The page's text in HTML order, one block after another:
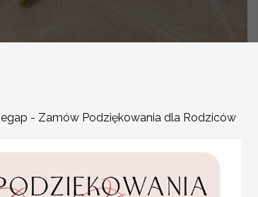
Nowoczesne,
charakter uroczystości.
- Zamów Podziękowania dla Rodziców